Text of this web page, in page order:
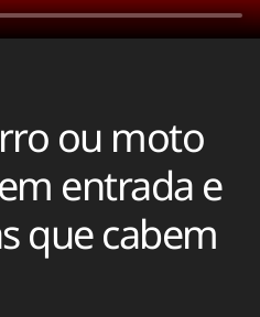
ou moto
entrada e
que cabem